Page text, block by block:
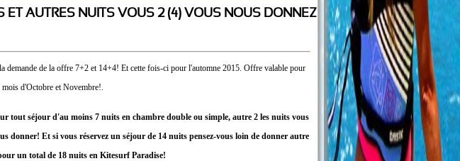
ET AUTRES NUITS VOUS 2 (4) VOUS NOUS DONNEZ
demande de la offre 7+2 et 14+4! Et cette fois-ci pour l'automne 2015. Offre valable pour
mois d'Octobre et Novembre!.
tout séjour d'au moins 7 nuits en chambre double ou simple, autre 2 les nuits vous
donner! Et si vous réservez un séjour de 14 nuits pensez-vous loin de donner autre
un total de 18 nuits en Kitesurf Paradise!